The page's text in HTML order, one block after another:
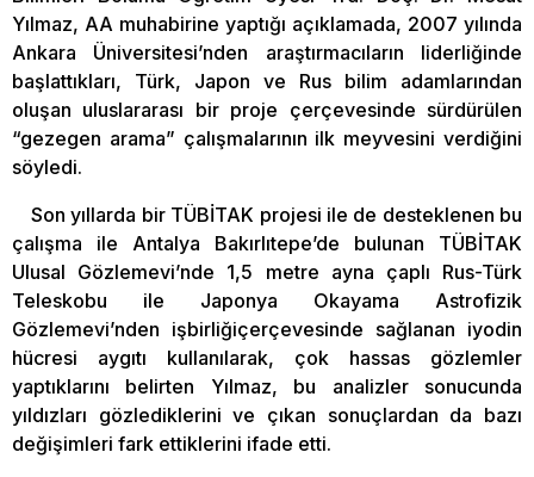
Yılmaz, AA muhabirine yaptığı açıklamada, 2007 yılında
Ankara Üniversitesi’nden araştırmacıların liderliğinde
başlattıkları, Türk, Japon ve Rus bilim adamlarından
oluşan uluslararası bir proje çerçevesinde sürdürülen
“gezegen arama” çalışmalarının ilk meyvesini verdiğini
söyledi.
Son yıllarda bir TÜBİTAK projesi ile de desteklenen bu
çalışma ile Antalya Bakırlıtepe’de bulunan TÜBİTAK
Ulusal Gözlemevi’nde 1,5 metre ayna çaplı Rus-Türk
Teleskobu ile Japonya Okayama Astrofizik
Gözlemevi’nden işbirliğiçerçevesinde sağlanan iyodin
hücresi aygıtı kullanılarak, çok hassas gözlemler
yaptıklarını belirten Yılmaz, bu analizler sonucunda
yıldızları gözlediklerini ve çıkan sonuçlardan da bazı
değişimleri fark ettiklerini ifade etti.